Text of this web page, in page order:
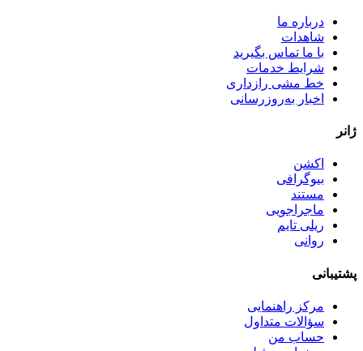
درباره ما
شاهدات
با ما تماس بگیرید
شرایط خدمات
خط مشی رازداری
اخبار به‌روزرسانی
ژانر
اکشن
بیوگرافی
مستند
ماجراجویی
ریلی تایم
روانی
پشتیبانی
مرکز راهنمایی
سؤالات متداول
حساب من